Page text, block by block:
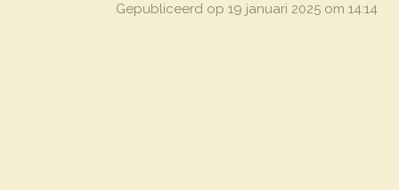
Gepubliceerd op 19 januari 2025 om 14:14